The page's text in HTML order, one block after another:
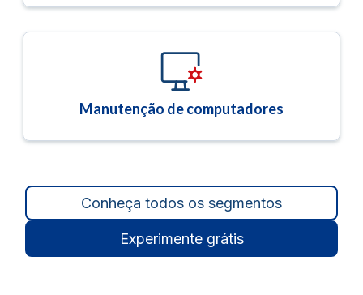
Manutenção de computadores
Conheça todos os segmentos
Experimente grátis